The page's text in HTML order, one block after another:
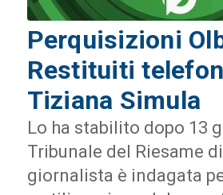
Perquisizioni
Restituiti
Tiziana Simula
Lo ha stabilito dopo 13
Tribunale del Riesame
giornalista è indagata